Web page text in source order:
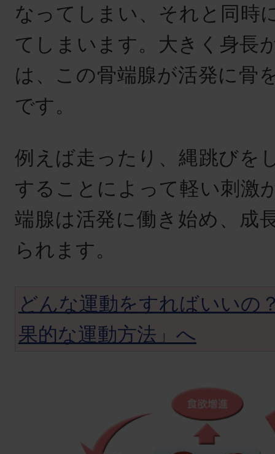
なってしまい、それと同時
てしまいます。大きく身長
は、この骨端腺が活発に骨
です。
例えば走ったり、縄跳びを
することによって軽い刺激
端腺は活発に働き始め、成
られます。
どんな運動をすればいいの
果的な運動方法」へ